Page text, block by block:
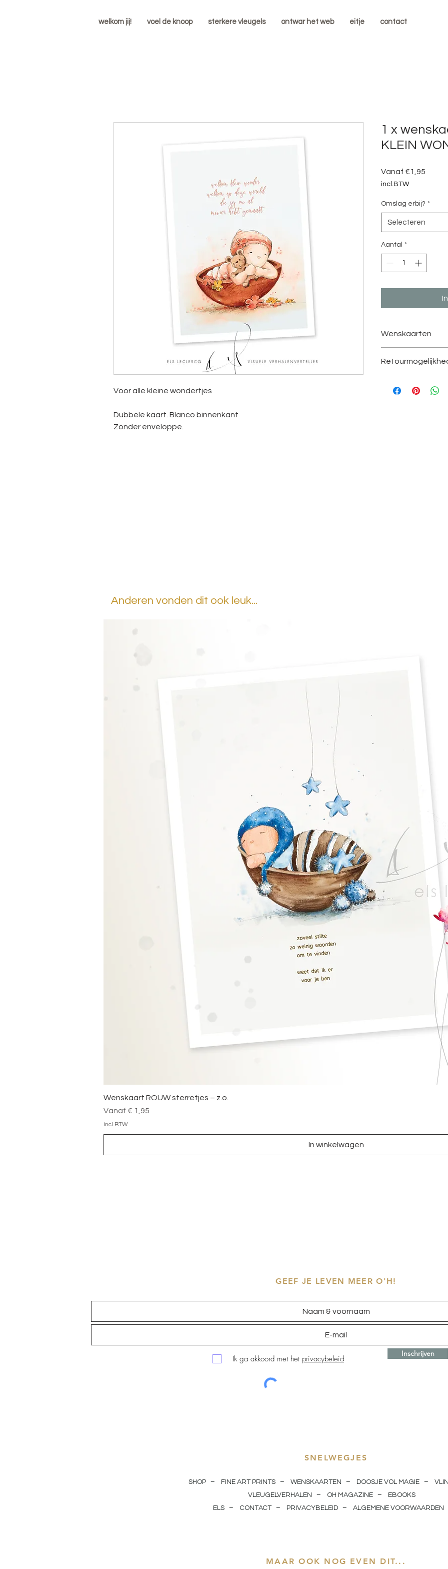
welkom jij! voel de knoop sterkere vleugels ontwar het web eitje contact
Voor alle kleine wondertjes
Dubbele kaart. Blanco binnenkant
Zonder enveloppe.
1 x
KLEIN
Vanaf €1,95
incl.BTW
Omslag erbij? *
Selecteren
Aantal *
Wenskaarten
teruggestuurd
Anderen vonden dit ook leuk...
Wenskaart ROUW sterretjes – z.o.
Vanaf € 1,95
Verkoopprijs
incl.BTW
In winkelwagen
GEEF JE LEVEN MEER O'H!
Ik ga akkoord met het privacybeleid
Inschrijven
SNELWEGJES
SHOP – FINE ART PRINTS – WENSKAARTEN – DOOSJE VOL MAGIE–
VLEUGELVERHALEN
– OH MAGAZINE–
EBOOKS
ELS
– CONTACT – PRIVACYBELEID – ALGEMENE VOORWAARDEN
MAAR OOK NOG EVEN DIT...